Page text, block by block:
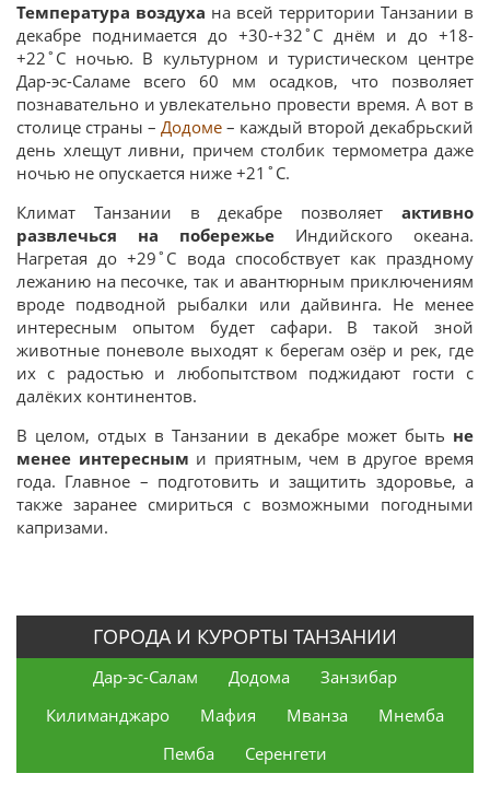
Температура воздуха на всей территории Танзании в
декабре поднимается до +30-+32˚C днём и до +18-
+22˚C ночью. В культурном и туристическом центре
Дар-эс-Саламе всего 60 мм осадков, что позволяет
познавательно и увлекательно провести время. А вот в
столице страны – Додоме – каждый второй декабрьский
день хлещут ливни, причем столбик термометра даже
ночью не опускается ниже +21˚C.
Климат Танзании в декабре позволяет активно
развлечься на побережье Индийского океана.
Нагретая до +29˚C вода способствует как праздному
лежанию на песочке, так и авантюрным приключениям
вроде подводной рыбалки или дайвинга. Не менее
интересным опытом будет сафари. В такой зной
животные поневоле выходят к берегам озёр и рек, где
их с радостью и любопытством поджидают гости с
далёких континентов.
В целом, отдых в Танзании в декабре может быть не
менее интересным и приятным, чем в другое время
года. Главное – подготовить и защитить здоровье, а
также заранее смириться с возможными погодными
капризами.
ГОРОДА И КУРОРТЫ ТАНЗАНИИ
Дар-эс-Салам Додома
Занзибар
Килиманджаро
Мафия Мванза
Мнемба
Пемба
Серенгети